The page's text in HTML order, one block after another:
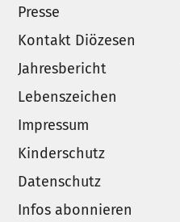
Presse
Kontakt Diözesen
Jahresbericht
Lebenszeichen
Impressum
Kinderschutz
Datenschutz
Infos abonnieren